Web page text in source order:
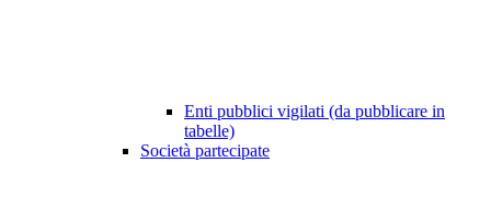
Enti pubblici vigilati (da pubblicare in
tabelle)
Società partecipate